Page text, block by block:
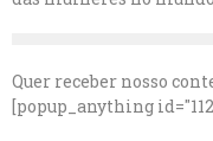
Quer receber nosso
[popup_anything